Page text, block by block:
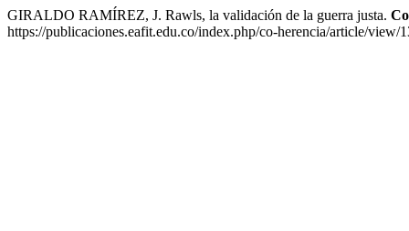
GIRALDO RAMÍREZ, J. Rawls, la validación de la guerra justa.
https://publicaciones.eafit.edu.co/index.php/co-herencia/article/view/